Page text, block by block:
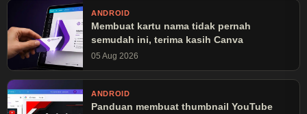
ANDROID
Membuat kartu nama tidak pernah
semudah ini, terima kasih Canva
05 Aug 2026
ANDROID
Panduan membuat thumbnail YouTube